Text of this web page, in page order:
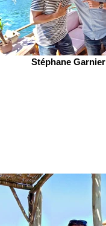
Stéphane Garnier